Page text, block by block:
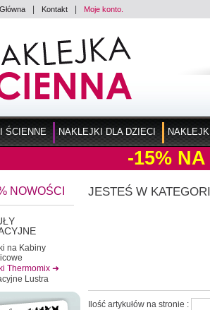
Kontakt Moje konto.
ŚCIENNE NAKLEJKI DLA DZIECI
-15% NA
NOWOŚCI
na Kabiny
Thermomix ➜
Lustra
JESTEŚ W
Ilość artykułów na stronie :